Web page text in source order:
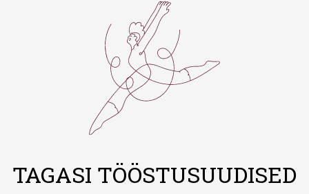
TAGASI TÖÖSTUSUUDISED